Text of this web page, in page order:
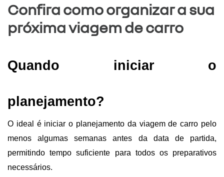
Confira como organizar a sua
próxima viagem de carro
Quando iniciar o
planejamento?
O ideal é iniciar o planejamento da viagem de carro pelo
menos algumas semanas antes da data de partida,
permitindo tempo suficiente para todos os preparativos
necessários.